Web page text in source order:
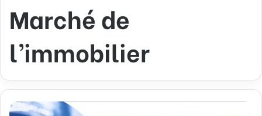
Marché de
l’immobilier